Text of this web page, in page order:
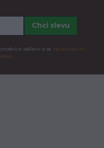
Chci slevu
sdělení a se zpracováním